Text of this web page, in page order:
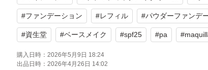
他のサイトでも出品しているため、削除する可能性
m(_ _)m
#マキアージュ(MAQUillAGE)
#ファンデーション #レフィル #パウダーファンデ
#資生堂 #ベースメイク #spf25 #pa #
購入日時： 2026年5月9日 18:24
出品日時： 2026年4月26日 14:02
！